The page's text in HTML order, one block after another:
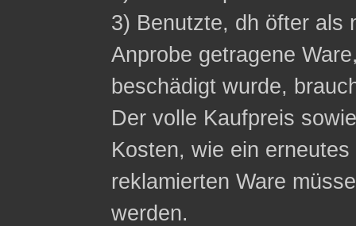
3) Benutzte, dh öfter als
Anprobe getragene
beschädigt wurde,
Der volle Kaufpreis
Kosten, wie ein
reklamierten Ware
werden.